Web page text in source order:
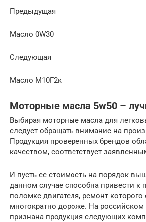
Предыдущая
Масло 0W30
Следующая
Масло М10Г2к
Моторные масла 5w50 –
Выбирая моторные масла для
следует обращать внимание на
Продукция проверенных брендов
качеством, соответствует
И пусть ее стоимость на порядок
данном случае способна привести к
поломке двигателя, ремонт которого
многократно дороже. На
признана продукция следующих